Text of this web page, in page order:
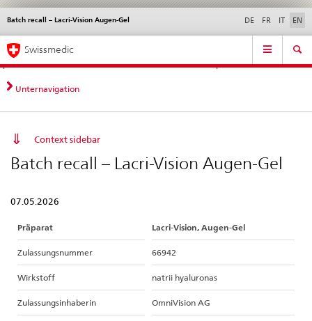
Direct
navigation:
news,
legal
contact
News &
standards
Contact | Support &
Help
Batch recall – Lacri-Vision Augen-Gel
Languages DE FR IT EN
Service
Main
Navigation
Swissmedic
Unternavigation
Context sidebar
Batch recall – Lacri-Vision Augen-Gel
07.05.2026
Präparat Lacri-Vision, Augen-Gel
Zulassungsnummer 66942
Wirkstoff natrii hyaluronas
Zulassungsinhaberin OmniVision AG